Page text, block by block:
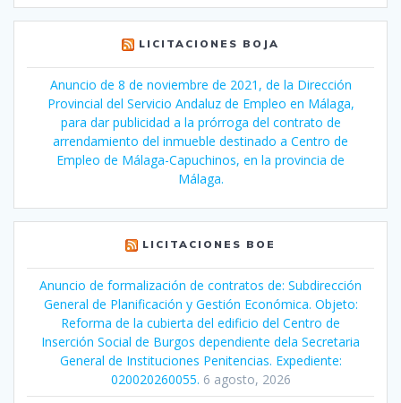
LICITACIONES BOJA
Anuncio de 8 de noviembre de 2021, de la Dirección
Provincial del Servicio Andaluz de Empleo en Málaga,
para dar publicidad a la prórroga del contrato de
arrendamiento del inmueble destinado a Centro de
Empleo de Málaga-Capuchinos, en la provincia de
Málaga.
LICITACIONES BOE
Anuncio de formalización de contratos de: Subdirección
General de Planificación y Gestión Económica. Objeto:
Reforma de la cubierta del edificio del Centro de
Inserción Social de Burgos dependiente dela Secretaria
General de Instituciones Penitencias. Expediente:
020020260055. 6 agosto, 2026